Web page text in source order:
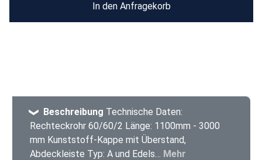
In den Anfragekorb
Beschreibung Technische Daten:
Rechteckrohr 60/60/2 Länge: 1100mm - 3000
mm Kunststoff-Kappe mit Überstand,
Abdeckleiste Typ: A und Edels… Mehr